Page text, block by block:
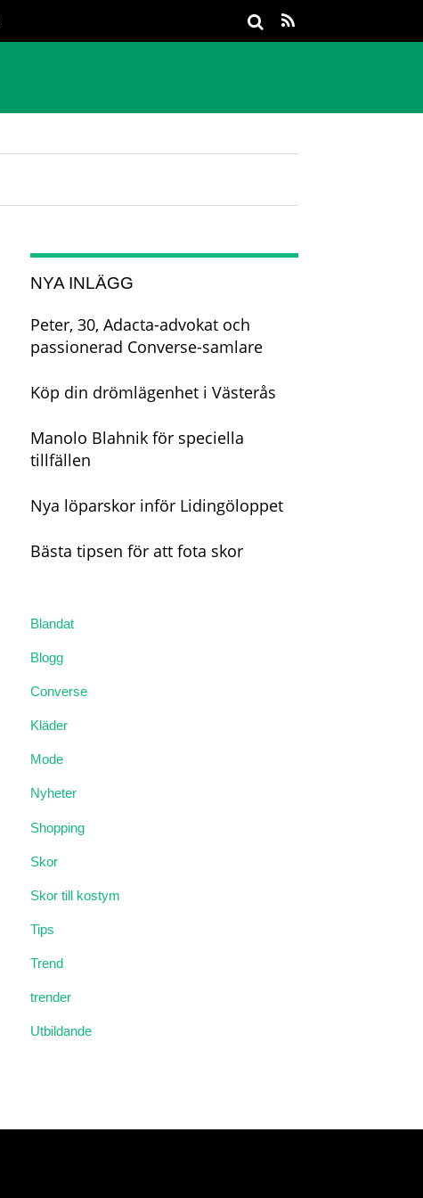
NYA INLÄGG
Peter, 30, Adacta-advokat och
passionerad Converse-samlare
Köp din drömlägenhet i Västerås
Manolo Blahnik för speciella
tillfällen
Nya löparskor inför Lidingöloppet
Bästa tipsen för att fota skor
Blandat
Blogg
Converse
Kläder
Mode
Nyheter
Shopping
Skor
Skor till kostym
Tips
Trend
trender
Utbildande